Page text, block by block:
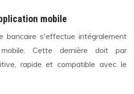
mobile
bancaire s'effectue intégralement
mobile. Cette dernière doit par
rapide et compatible avec le